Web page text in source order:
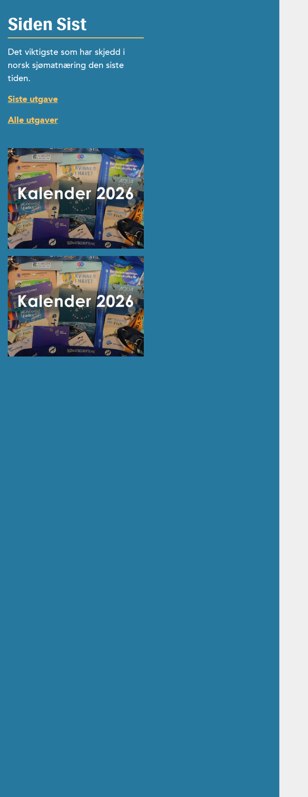
Siden Sist
Det viktigste som har skjedd i
norsk sjømatnæring den siste
tiden.
Siste utgave
Alle utgaver